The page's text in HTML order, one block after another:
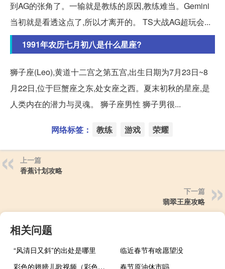
到AG的张角了。一输就是教练的原因,教练难当。Gemini
当初就是看透这点了,所以才离开的。 TS大战AG超玩会...
1991年农历七月初八是什么星座?
狮子座(Leo),黄道十二宫之第五宫,出生日期为7月23日~8
月22日,位于巨蟹座之东,处女座之西。夏末初秋的星座,是
人类内在的潜力与灵魂。 狮子座男性 狮子男很...
网络标签： 教练 游戏 荣耀
上一篇
香蕉计划攻略
下一篇
翡翠王座攻略
相关问题
“风清日又斜”的出处是哪里
临近春节有啥愿望没
彩色的翅膀儿歌视频（彩色的翅膀）
春节原油休市吗